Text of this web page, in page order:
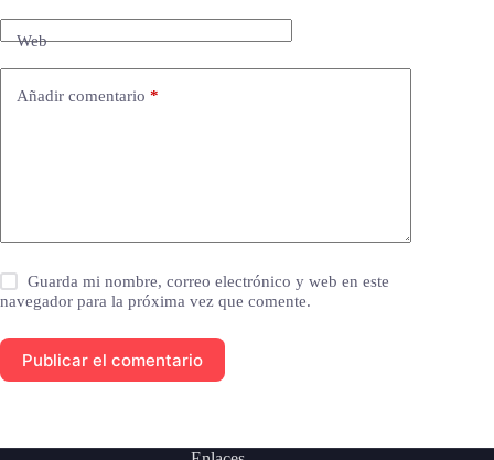
Web
Añadir comentario *
Guarda mi nombre, correo electrónico y web en este
navegador para la próxima vez que comente.
Publicar el comentario